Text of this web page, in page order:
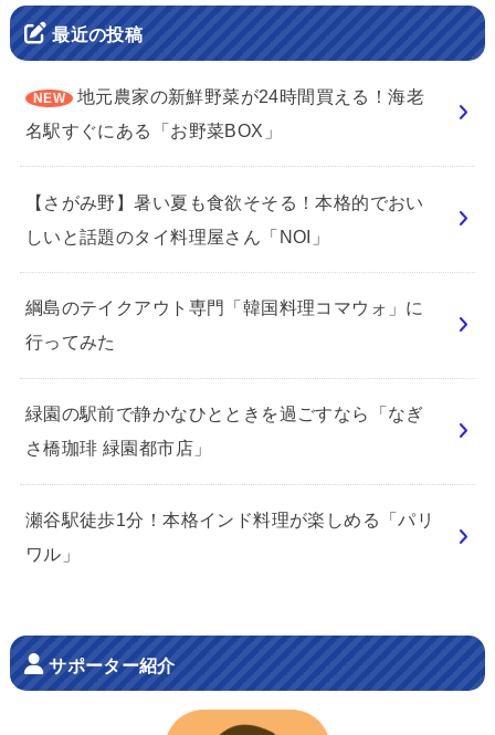
最近の投稿
地元農家の新鮮野菜が24時間買える！海老
名駅すぐにある「お野菜BOX」
【さがみ野】暑い夏も食欲そそる！本格的でおい
しいと話題のタイ料理屋さん「NOI」
綱島のテイクアウト専門「韓国料理コマウォ」に
行ってみた
緑園の駅前で静かなひとときを過ごすなら「なぎ
さ橋珈琲 緑園都市店」
瀬谷駅徒歩1分！本格インド料理が楽しめる「パリ
ワル」
サポーター紹介